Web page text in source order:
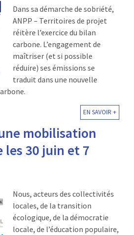
Dans sa démarche de sobriété,
ANPP – Territoires de projet
réitère l’exercice du bilan
carbone. L’engagement de
maîtriser (et si possible
réduire) ses émissions se
traduit dans une nouvelle
EN SAVOIR +
mobilisation
30 juin et 7
Nous, acteurs des collectivités
locales, de la transition
écologique, de la démocratie
locale, de l’éducation populaire,